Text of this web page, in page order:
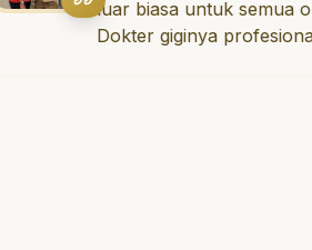
luar biasa untuk semua orang.
Dokter giginya profesional, ramah,